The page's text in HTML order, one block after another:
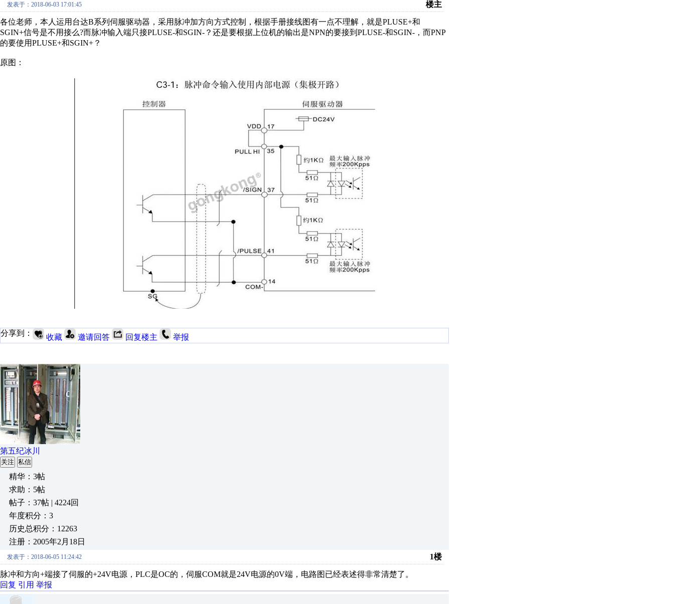
发表于：2018-06-03 17:01:45 楼主
各位老师，本人运用台达B系列伺服驱动器，采用脉冲加方向方式控制，根据手册接线图有一点不理解，就是PLUSE+和
SGIN+信号是不用接么?而脉冲输入端只接PLUSE-和SGIN-？还是要根据上位机的输出是NPN的要接到PLUSE-和SGIN-，而PNP
的要使用PLUSE+和SGIN+？
原图：
分享到： 收藏 邀请回答 回复楼主 举报
第五纪冰川
关注 私信
精华：3帖
求助：5帖
帖子：37帖 | 4224回
年度积分：3
历史总积分：12263
注册：2005年2月18日
发表于：2018-06-05 11:24:42 1楼
脉冲和方向+端接了伺服的+24V电源，PLC是OC的，伺服COM就是24V电源的0V端，电路图已经表述得非常清楚了。
回复 引用 举报